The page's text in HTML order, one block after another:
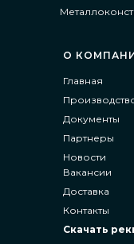
О
Главная
Документы
Партнеры
Новости
Вакансии
Доставка
Контакты
Скачать